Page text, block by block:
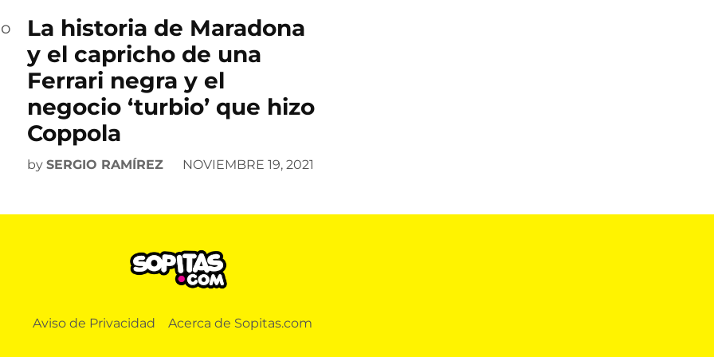
La historia de Maradona
y el capricho de una
Ferrari negra y el
negocio ‘turbio’ que hizo
Coppola
by SERGIO RAMÍREZ NOVIEMBRE 19, 2021
Aviso de Privacidad Acerca de Sopitas.com